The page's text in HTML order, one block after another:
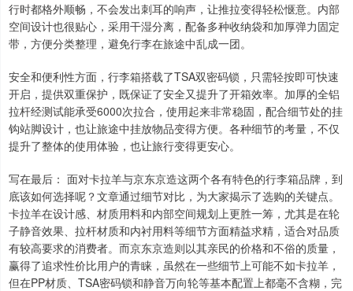
行时都格外顺畅，不会发出刺耳的响声，让推拉变得轻松惬意。内部
空间设计也很贴心，采用干湿分离，配备多种收纳袋和加厚弹力固定
带，方便分类整理，避免行李在旅途中乱成一团。
安全和便利性方面，行李箱搭载了TSA双密码锁，只需轻按即可快速
开启，提供双重保护，既保证了安全又提升了开箱效率。加厚的全铝
拉杆经测试能承受6000次拉合，使用起来非常稳固，配合细节处的挂
钩站脚设计，也让旅途中挂放物品变得方便。各种细节的考量，不仅
提升了整体的使用体验，也让旅行变得更安心。
写在最后： 面对卡拉羊与京东京造这两个各有特色的行李箱品牌，到
底该如何选择呢？文章通过细节对比，为大家揭示了选购的关键点。
卡拉羊在设计感、材质用料和内部空间规划上更胜一筹，尤其是在轮
子静音效果、拉杆材质和内衬用料等细节方面精益求精，适合对品质
有较高要求的消费者。而京东京造则以其亲民的价格和不俗的质量，
赢得了追求性价比用户的青睐，虽然在一些细节上可能不如卡拉羊，
但在PP材质、TSA密码锁和静音万向轮等基本配置上都毫不含糊，完